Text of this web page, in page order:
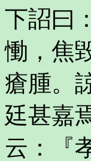
下詔曰
慟，焦
瘡腫。
廷甚嘉
云：『